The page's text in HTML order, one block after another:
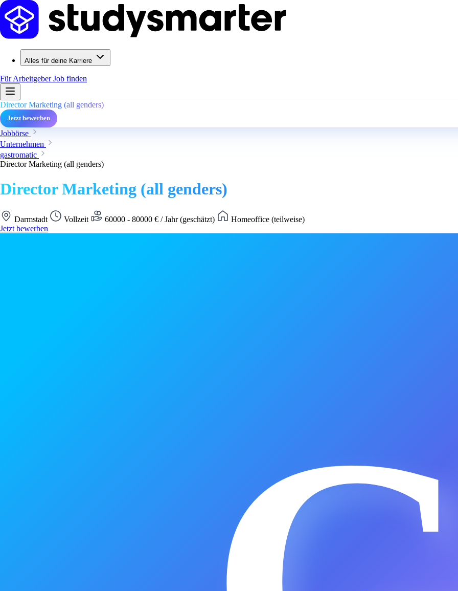
Alles für deine Karriere
Für ArbeitgeberJob finden
Director Marketing (all genders)
Jetzt bewerben
Jobbörse
Unternehmen
gastromatic
Director Marketing (all genders)
Director Marketing (all genders)
Darmstadt Vollzeit 60000 - 80000 € / Jahr (geschätzt)
Homeoffice (teilweise)
Jetzt bewerben